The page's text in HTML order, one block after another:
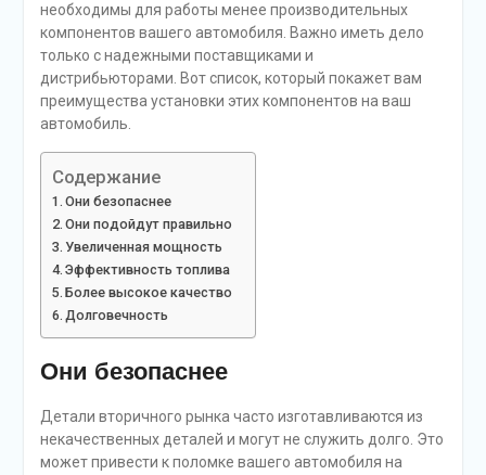
необходимы для работы менее производительных
компонентов вашего автомобиля. Важно иметь дело
только с надежными поставщиками и
дистрибьюторами. Вот список, который покажет вам
преимущества установки этих компонентов на ваш
автомобиль.
Содержание
Они безопаснее
Они подойдут правильно
Увеличенная мощность
Эффективность топлива
Более высокое качество
Долговечность
Они безопаснее
Детали вторичного рынка часто изготавливаются из
некачественных деталей и могут не служить долго. Это
может привести к поломке вашего автомобиля на